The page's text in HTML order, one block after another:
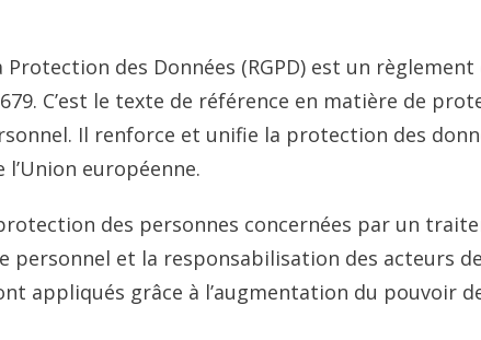
des Données (RGPD) est un règlement
C’est le texte de référence en matière de
Il renforce et unifie la protection des
européenne.
des personnes concernées par un
personnel et la responsabilisation des acteurs
appliqués grâce à l’augmentation du pouvoir